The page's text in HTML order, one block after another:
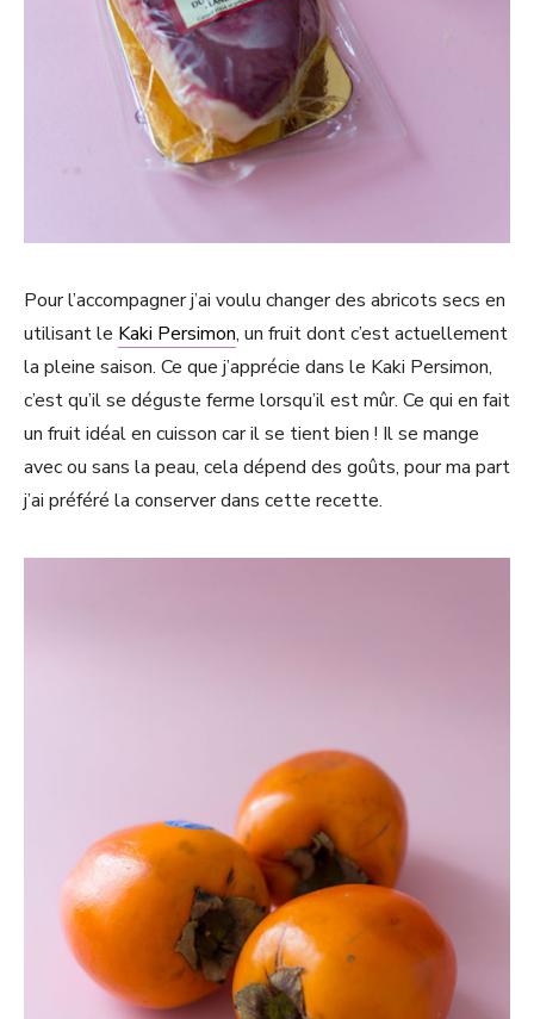
Pour l’accompagner j’ai voulu changer des abricots secs en
utilisant le Kaki Persimon, un fruit dont c’est actuellement
la pleine saison. Ce que j’apprécie dans le Kaki Persimon,
c’est qu’il se déguste ferme lorsqu’il est mûr. Ce qui en fait
un fruit idéal en cuisson car il se tient bien ! Il se mange
avec ou sans la peau, cela dépend des goûts, pour ma part
j’ai préféré la conserver dans cette recette.